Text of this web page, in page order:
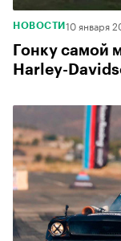
НОВОСТИ 10 января
Гонку самой
Harley-